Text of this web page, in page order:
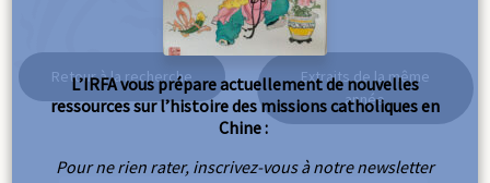
Retour à la recherche
Extraits de la même
année
L’IRFA vous prépare actuellement de nouvelles
ressources sur l’histoire des missions catholiques en
Chine :
Pour ne rien rater, inscrivez-vous à notre newsletter